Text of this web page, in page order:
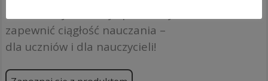
zapewnić ciągłość nauczania –
dla uczniów i dla nauczycieli!